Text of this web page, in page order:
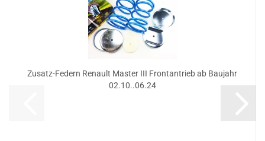
Zusatz-Federn Renault Master III Frontantrieb ab Baujahr
02.10..06.24